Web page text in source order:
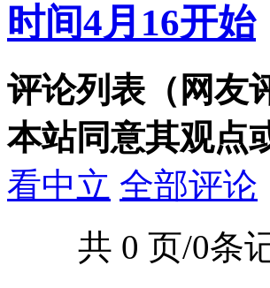
时间4月16开始
评论列表（网友
本站同意其观点
看中立 全部评论
共 0 页/0条